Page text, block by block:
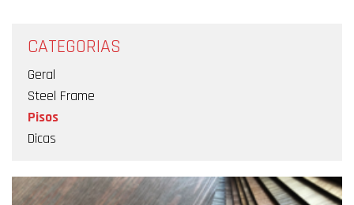
CATEGORIAS
Geral
Steel Frame
Pisos
Dicas